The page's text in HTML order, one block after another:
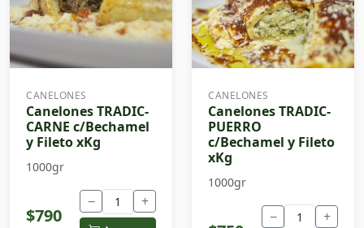
CANELONES
Canelones TRADIC-
CARNE c/Bechamel
y Fileto xKg
1000gr
$790
− +
CANELONES
Canelones TRADIC-
PUERRO
c/Bechamel y Fileto
xKg
1000gr
− +